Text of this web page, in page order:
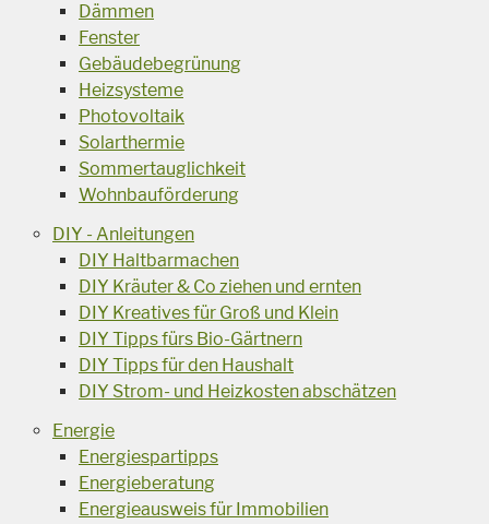
Dämmen
Fenster
Gebäudebegrünung
Heizsysteme
Photovoltaik
Solarthermie
Sommertauglichkeit
Wohnbauförderung
DIY - Anleitungen
DIY Haltbarmachen
DIY Kräuter & Co ziehen und ernten
DIY Kreatives für Groß und Klein
DIY Tipps fürs Bio-Gärtnern
DIY Tipps für den Haushalt
DIY Strom- und Heizkosten abschätzen
Energie
Energiespartipps
Energieberatung
Energieausweis für Immobilien